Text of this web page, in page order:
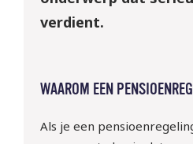
verdient.
WAAROM EEN
Als je een